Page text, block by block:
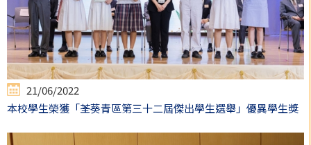
21/06/2022
本校學生榮獲「荃葵青區第三十二屆傑出學生選舉」優異學生獎